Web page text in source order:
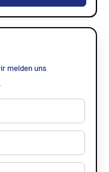
melden uns